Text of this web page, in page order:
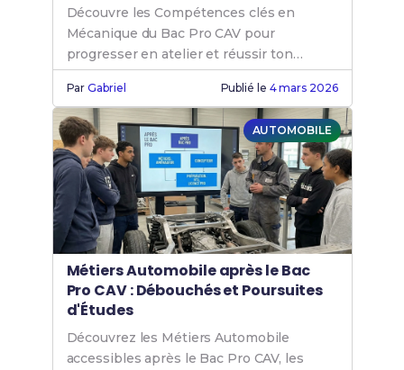
Découvre les Compétences clés en
Mécanique du Bac Pro CAV pour
progresser en atelier et réussir ton
insertion professionnelle.
ParGabriel Publié le 4 mars 2026
AUTOMOBILE
Métiers Automobile après le Bac
Pro CAV : Débouchés et Poursuites
d'Études
Découvrez les Métiers Automobile
accessibles après le Bac Pro CAV, les